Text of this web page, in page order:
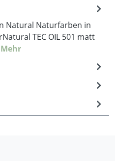
Natural Naturfarben in
TEC OIL 501 matt
Mehr